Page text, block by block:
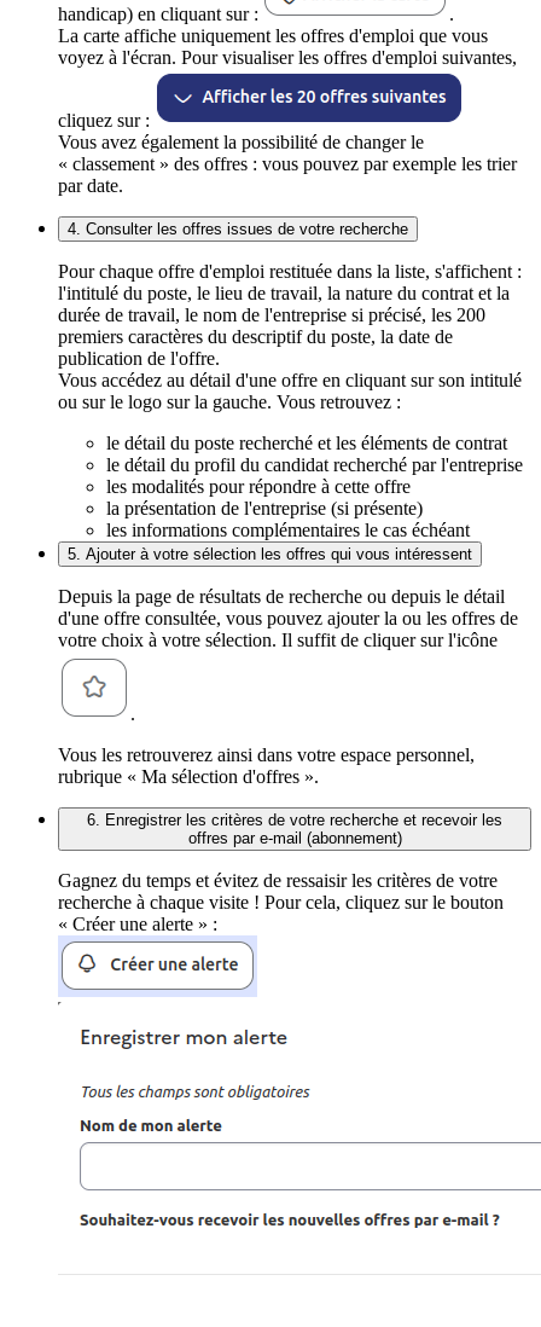
handicap) en cliquant sur :
.
La carte affiche uniquement les offres d'emploi que vous
voyez à l'écran. Pour visualiser les offres d'emploi suivantes,
cliquez sur :
Vous avez également la possibilité de changer le
« classement » des offres : vous pouvez par exemple les trier
par date.
4. Consulter les offres issues de votre recherche
Pour chaque offre d'emploi restituée dans la liste, s'affichent :
l'intitulé du poste, le lieu de travail, la nature du contrat et la
durée de travail, le nom de l'entreprise si précisé, les 200
premiers caractères du descriptif du poste, la date de
publication de l'offre.
Vous accédez au détail d'une offre en cliquant sur son intitulé
ou sur le logo sur la gauche. Vous retrouvez :
le détail du poste recherché et les éléments de contrat
le détail du profil du candidat recherché par l'entreprise
les modalités pour répondre à cette offre
la présentation de l'entreprise (si présente)
les informations complémentaires le cas échéant
5. Ajouter à votre sélection les offres qui vous intéressent
Depuis la page de résultats de recherche ou depuis le détail
d'une offre consultée, vous pouvez ajouter la ou les offres de
votre choix à votre sélection. Il suffit de cliquer sur l'icône
.
Vous les retrouverez ainsi dans votre espace personnel,
rubrique « Ma sélection d'offres ».
6. Enregistrer les critères de votre recherche et recevoir les
offres par e-mail (abonnement)
Gagnez du temps et évitez de ressaisir les critères de votre
recherche à chaque visite ! Pour cela, cliquez sur le bouton
« Créer une alerte » :